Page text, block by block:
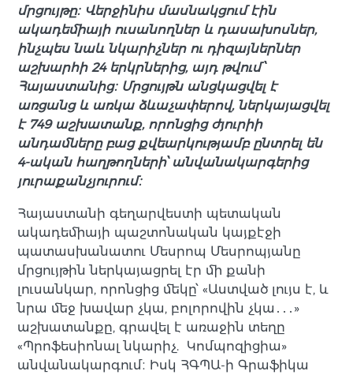
մրցույթը։ Վերջինիս մասնակցում էին
ակադեմիայի ուսանողներ և դասախոսներ,
ինչպես նաև նկարիչներ ու դիզայներներ
աշխարհի 24 երկրներից, այդ թվում՝
Հայաստանից։ Մրցույթն անցկացվել է
առցանց և առկա ձևաչափերով, ներկայացվել
է 749 աշխատանք, որոնցից ժյուրիի
անդամները բաց քվեարկությամբ ընտրել են
4-ական հաղթողների՝ անվանակարգերից
յուրաքանչյուրում։
Հայաստանի գեղարվեստի պետական
ակադեմիայի պաշտոնական կայքէջի
պատասխանատու Մեսրոպ Մեսրոպյանը
մրցույթին ներկայացրել էր մի քանի
լուսանկար, որոնցից մեկը՝ «Աստված լույս է, և
նրա մեջ խավար չկա, բոլորովին չկա․․․»
աշխատանքը, գրավել է առաջին տեղը
«Պրոֆեսիոնալ նկարիչ. Կոմպոզիցիա»
անվանակարգում։ Իսկ ՀԳՊԱ-ի Գրաֆիկա